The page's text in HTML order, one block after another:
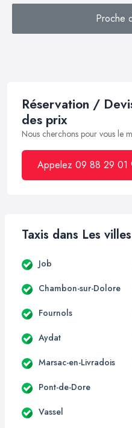
Proche
Réservation /
des prix
Nous cherchons pour vous le
Appelez 09 88 29 01
Taxis dans Les
Job
Chambon-sur-Dolore
Fournols
Aydat
Marsac-en-Livradois
Pont-de-Dore
Vassel